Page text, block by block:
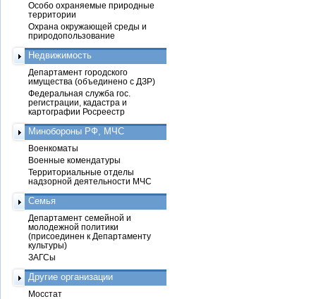
Особо охраняемые природные
территории
Охрана окружающей среды и
природопользование
Недвижимость
Департамент городского
имущества (объединено с ДЗР)
Федеральная служба гос.
регистрации, кадастра и
картографии Росреестр
Минобороны РФ, МЧС
Военкоматы
Военные комендатуры
Территориальные отделы
надзорной деятельности МЧС
Семья
Департамент семейной и
молодежной политики
(присоединен к Департаменту
культуры)
ЗАГСы
Другие организации
Мосстат